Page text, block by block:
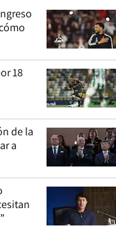
18
de la
a